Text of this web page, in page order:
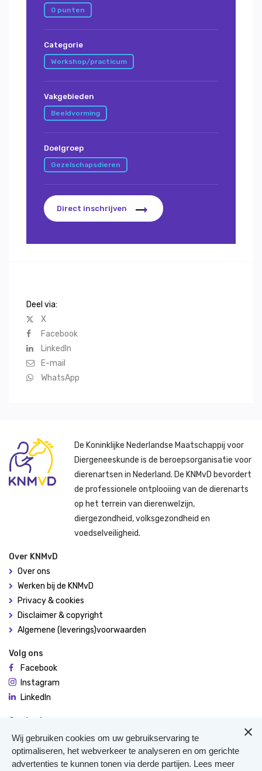
0 punten
Categorie
Workshop/practicum
Vakgebieden
Beeldvorming
Doelgroep
Gezelschapsdieren
Direct inschrijven
Deel via:
X
Facebook
LinkedIn
E-mail
WhatsApp
De Koninklijke Nederlandse Maatschappij voor
Diergeneeskunde is de beroepsorganisatie voor
dierenartsen in Nederland. De KNMvD bevordert
de professionele ontplooiing van de dierenarts
op het terrein van dierenwelzijn,
diergezondheid, volksgezondheid en
voedselveiligheid.
Over KNMvD
Over ons
Werken bij de KNMvD
Privacy & cookies
Disclaimer & copyright
Algemene (leverings)voorwaarden
Volg ons
Facebook
Instagram
LinkedIn
Contact
De Molen 94
3995 AX Houten
0306348900
Wij gebruiken cookies om uw gebruikservaring te
optimaliseren, het webverkeer te analyseren en om gerichte
advertenties te kunnen tonen via derde partijen. Lees meer